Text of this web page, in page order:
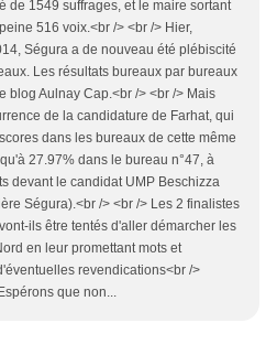
de 1549 suffrages, et le maire sortant
516 voix.<br /> <br /> Hier,
Ségura a de nouveau été plébiscité
Les résultats bureaux par bureaux
blog Aulnay Cap.<br /> <br /> Mais
de la candidature de Farhat, qui
dans les bureaux de cette même
27.97% dans le bureau n°47, à
devant le candidat UMP Beschizza
Ségura).<br /> <br /> Les 2 finalistes
ils être tentés d'aller démarcher les
en leur promettant mots et
revendications<br />
que non...